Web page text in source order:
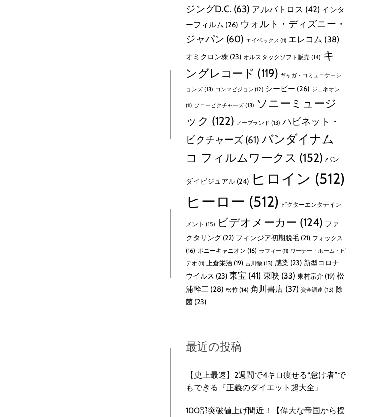
ジングD.C. (63) アルバトロス (42) インタ
ーフィルム (26) ウォルト・ディズニー・
ジャパン (60) エイベックス (11) エレコム (38)
オミクロン株 (23) オルスタックソフト販売 (14) キ
ングレコード (119) ギャガ・コミュニケーシ
ョンズ (13) コンマビジョン (12) シービー (26) ジェネオン
(11) ソニーピクチャーズ (13) ソニーミュージ
ック (122) ノーブランド (13) ハピネット・
ピクチャーズ (61) バンダイナム
コ フィルムワークス (152) バン
ダイビジュアル (24) ヒロイン (512)
ヒーロー (512) ビクターエンタテイン
メント (15) ビデオメーカー (124) ファ
クタリング (22) フィンジア初期脱毛 (21) フォックス
(16) ポニーキャニオン (16) ラフィー (11) ワーナー・ホーム・ビ
デオ (11) 上倉栄治 (19) 吉川徹 (13) 感染 (23) 新型コロナ
ウイルス (23) 東宝 (41) 東映 (33) 東村宗介 (19) 松
浦幹三 (28) 松竹 (14) 角川書店 (37) 資金調達 (13) 除
菌 (23)
最近の投稿
【史上最速】2週間で4キロ痩せる“怠け者”で
もできる『正義のダイエット超大全』
100部突破値上げ間近！【偉大な帝国から授